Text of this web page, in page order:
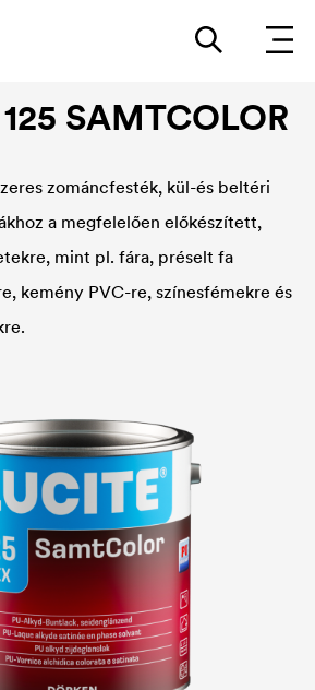
125 SAMTCOLOR
zománcfesték, kül-és beltéri
a megfelelően előkészített,
mint pl. fára, préselt fa
kemény PVC-re, színesfémekre és